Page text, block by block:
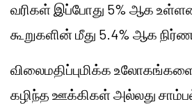
வரிகள் இப்போது 5% ஆக
கூறுகளின் மீது 5.4% ஆக
விலைமதிப்புமிக்க
கழிந்த ஊக்கிகள் அல்லது